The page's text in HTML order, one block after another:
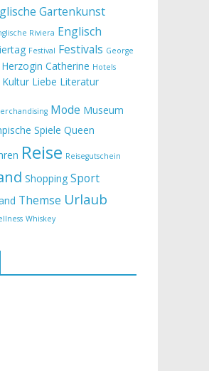
Gartenkunst
Riviera Englisch
Festival Festivals George
Herzogin Catherine Hotels
Kultur Liebe Literatur
Mode Museum
Spiele Queen
Reise Reisegutschein
Shopping Sport
Themse Urlaub
Whiskey